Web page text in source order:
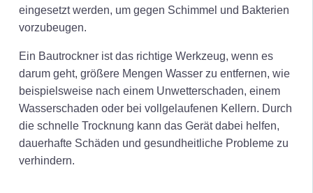
eingesetzt werden, um gegen Schimmel und Bakterien
vorzubeugen.
Ein Bautrockner ist das richtige Werkzeug, wenn es
darum geht, größere Mengen Wasser zu entfernen, wie
beispielsweise nach einem Unwetterschaden, einem
Wasserschaden oder bei vollgelaufenen Kellern. Durch
die schnelle Trocknung kann das Gerät dabei helfen,
dauerhafte Schäden und gesundheitliche Probleme zu
verhindern.